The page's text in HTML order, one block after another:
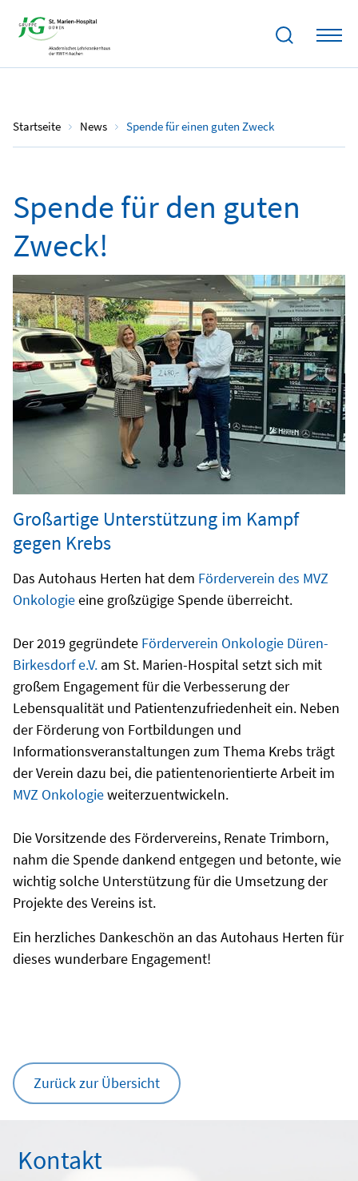
Startseite News Spende für einen guten Zweck
16.01.2025
Spende für den guten
Zweck!
Großartige Unterstützung im Kampf
gegen Krebs
Das Autohaus Herten hat dem Förderverein des MVZ
Onkologieeine großzügige Spende überreicht.
Der 2019 gegründete Förderverein Onkologie Düren-
Birkesdorf e.V. am St. Marien-Hospital setzt sich mit
großem Engagement für die Verbesserung der
Lebensqualität und Patientenzufriedenheit ein. Neben
der Förderung von Fortbildungen und
Informationsveranstaltungen zum Thema Krebs trägt
der Verein dazu bei, die patientenorientierte Arbeit im
MVZ Onkologieweiterzuentwickeln.
Die Vorsitzende des Fördervereins, Renate Trimborn,
nahm die Spende dankend entgegen und betonte, wie
wichtig solche Unterstützung für die Umsetzung der
Projekte des Vereins ist.
Ein herzliches Dankeschön an das Autohaus Herten für
dieses wunderbare Engagement!
Zurück zur Übersicht
Kontakt